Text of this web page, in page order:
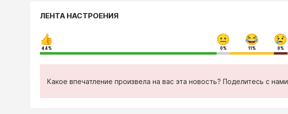
ЛЕНТА НАСТРОЕНИЯ
44% 0% 11% 0%
Какое впечатление произвела на вас эта новость? Поделитесь с нами